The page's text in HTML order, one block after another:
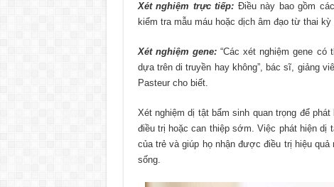
Xét nghiệm trực tiếp: Điều này bao gồm
kiểm tra mẫu máu hoặc dịch âm đạo từ thai
Xét nghiệm gene:“Các xét nghiệm gene có
dựa trên di truyền hay không”, bác sĩ, giảng
Pasteur cho biết.
Xét nghiệm dị tật bẩm sinh quan trọng để
điều trị hoặc can thiệp sớm. Việc phát hiện
của trẻ và giúp họ nhận được điều trị hiệu
sống.